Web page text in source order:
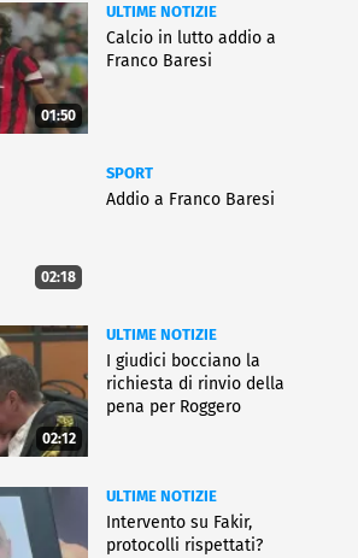
01:50
ULTIME NOTIZIE
Calcio in lutto addio a
Franco Baresi
02:18
SPORT
Addio a Franco Baresi
02:12
ULTIME NOTIZIE
I giudici bocciano la
richiesta di rinvio della
pena per Roggero
ULTIME NOTIZIE
Intervento su Fakir,
protocolli rispettati?